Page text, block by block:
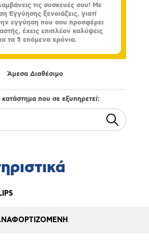
τις συσκευές σου! Με
Εγγύησης ξενοιάζεις, γιατί
εγγύηση που σου προσφέρει
έχεις επιπλέον καλύψεις
τα 5 επόμενα χρόνια.
Άμεσα Διαθέσιμο
που σε εξυπηρετεί: